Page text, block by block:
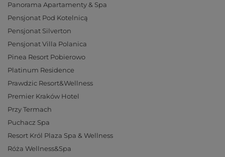
Panorama Apartamenty & Spa
Pensjonat Pod Kotelnicą
Pensjonat Silverton
Pensjonat Villa Polanica
Pinea Resort Pobierowo
Platinum Residence
Prawdzic Resort&Wellness
Premier Kraków Hotel
Przy Termach
Puchacz Spa
Resort Król Plaza Spa & Wellness
Róża Wellness&Spa